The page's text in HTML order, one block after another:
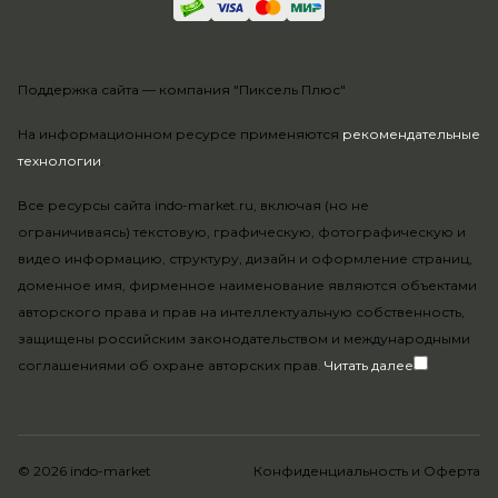
На информационном ресурсе применяются рекомендательные
технологии.
Все ресурсы сайта indo-market.ru, включая (но не
ограничиваясь) текстовую, графическую, фотографическую и
видео информацию, структуру, дизайн и оформление страниц,
доменное имя, фирменное наименование являются объектами
авторского права и прав на интеллектуальную собственность,
защищены российским законодательством и международными
соглашениями об охране авторских прав. Читать далее
Поддержка сайта — компания "Пиксель Плюс"
© 2026 indo-market Конфиденциальность и Оферта